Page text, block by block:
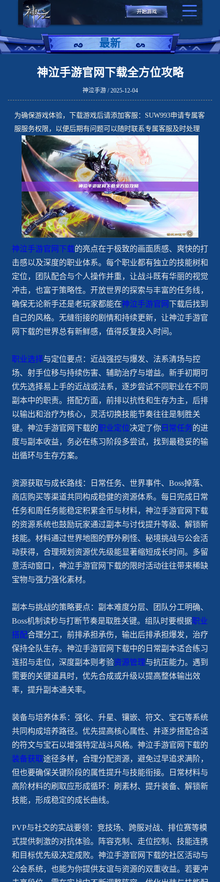
最新
神泣手游官网下载全方位攻略
神泣手游 / 2025-12-04
为确保游戏体验，下载游戏后请添加客服：SUW993申请专属客
服服务权限，以便后期有问题可以随时联系专属客服及时处理
神泣手游官网下载的亮点在于极致的画面质感、爽快的打
击感以及深度的职业体系。每个职业都有独立的技能树和
定位，团队配合与个人操作并重，让战斗既有华丽的视觉
冲击，也富于策略性。开放世界的探索与丰富的任务线，
确保无论新手还是老玩家都能在神泣手游官网
下载后找到
自己的风格。无缝衔接的剧情和持续更新，让神泣手游官
网下载的世界总有新鲜感，值得反复投入时间。
职业选择与定位要点：近战强控与爆发、法系清场与控
场、射手位移与持续伤害、辅助治疗与增益。新手初期可
优先选择易上手的近战或法系，逐步尝试不同职业在不同
副本中的职责。搭配方面，前排以抗性和生存为主，后排
以输出和治疗为核心，灵活切换技能节奏往往是制胜关
键。神泣手游官网下载的职业定位决定了你日常任务的进
度与副本收益，务必在练习阶段多尝试，找到最稳妥的输
出循环与生存方案。
资源获取与成长路线：日常任务、世界事件、Boss掉落、
商店购买等渠道共同构成稳健的资源体系。每日完成日常
任务和周任务能稳定积累金币与材料，神泣手游官网下载
的资源系统也鼓励玩家通过副本与讨伐提升等级、解锁新
技能。材料通过世界地图的野外刷怪、秘境挑战与公会活
动获得，合理规划资源优先级能显著缩短成长时间。多留
意活动窗口，神泣手游官网下载的限时活动往往带来稀缺
宝物与强力强化素材。
副本与挑战的策略要点：副本难度分层、团队分工明确、
Boss机制读秒与打断节奏是取胜关键。组队时要根据职业
搭配合理分工，前排承担承伤，输出后排承担爆发，治疗
保持全队生存。神泣手游官网下载中的日常副本适合练习
连招与走位，深度副本则考验资源管理与抗压能力。遇到
需要的关键道具时，优先合成或升级以提高整体输出效
率，提升副本通关率。
装备与培养体系：强化、升星、镶嵌、符文、宝石等系统
共同构成培养路径。优先提高核心属性、并逐步搭配合适
的符文与宝石以增强特定战斗风格。神泣手游官网下载的
装备获取途径多样，合理分配资源，避免过早追求满阶，
但也要确保关键阶段的属性提升与技能衔接。日常材料与
高阶材料的刷取应形成循环：刷素材、提升装备、解锁新
技能，形成稳定的成长曲线。
PVP与社交的实战要领：竞技场、跨服对战、排位赛等模
式提供刺激的对抗体验。阵容克制、走位控制、技能连携
和目标优先级决定成败。神泣手游官网下载的社区活动与
公会系统，也能为你提供友谊与资源的双重收益。若要冲